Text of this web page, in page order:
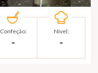
Confeção:
‐
Nível:
‐